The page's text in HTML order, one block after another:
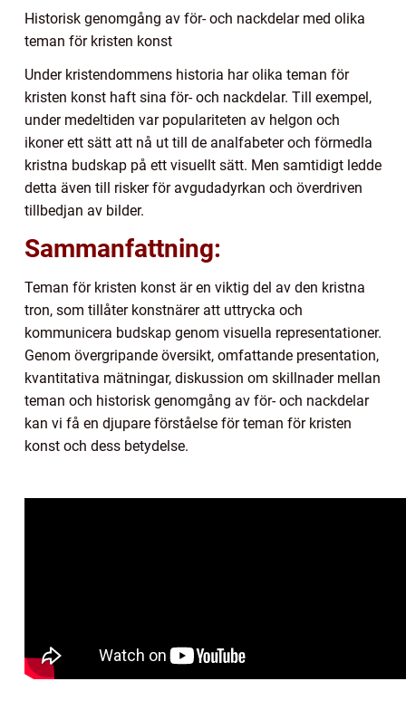
Historisk genomgång av för- och nackdelar med olika
teman för kristen konst
Under kristendommens historia har olika teman för
kristen konst haft sina för- och nackdelar. Till exempel,
under medeltiden var populariteten av helgon och
ikoner ett sätt att nå ut till de analfabeter och förmedla
kristna budskap på ett visuellt sätt. Men samtidigt ledde
detta även till risker för avgudadyrkan och överdriven
tillbedjan av bilder.
Sammanfattning:
Teman för kristen konst är en viktig del av den kristna
tron, som tillåter konstnärer att uttrycka och
kommunicera budskap genom visuella representationer.
Genom övergripande översikt, omfattande presentation,
kvantitativa mätningar, diskussion om skillnader mellan
teman och historisk genomgång av för- och nackdelar
kan vi få en djupare förståelse för teman för kristen
konst och dess betydelse.